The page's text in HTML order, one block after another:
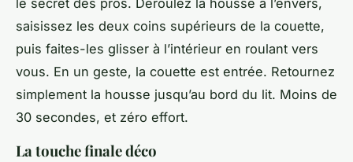
le secret des pros. Déroulez la housse à l’envers,
saisissez les deux coins supérieurs de la couette,
puis faites-les glisser à l’intérieur en roulant vers
vous. En un geste, la couette est entrée. Retournez
simplement la housse jusqu’au bord du lit. Moins de
30 secondes, et zéro effort.
La touche finale déco